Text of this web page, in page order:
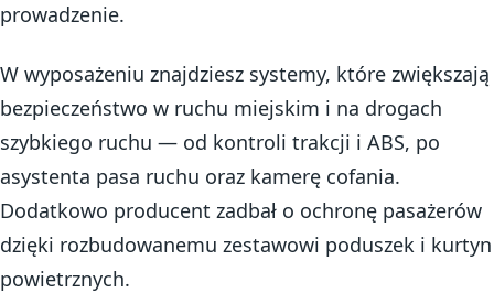
prowadzenie.
W wyposażeniu znajdziesz systemy, które zwiększają
bezpieczeństwo w ruchu miejskim i na drogach
szybkiego ruchu — od kontroli trakcji i ABS, po
asystenta pasa ruchu oraz kamerę cofania.
Dodatkowo producent zadbał o ochronę pasażerów
dzięki rozbudowanemu zestawowi poduszek i kurtyn
powietrznych.